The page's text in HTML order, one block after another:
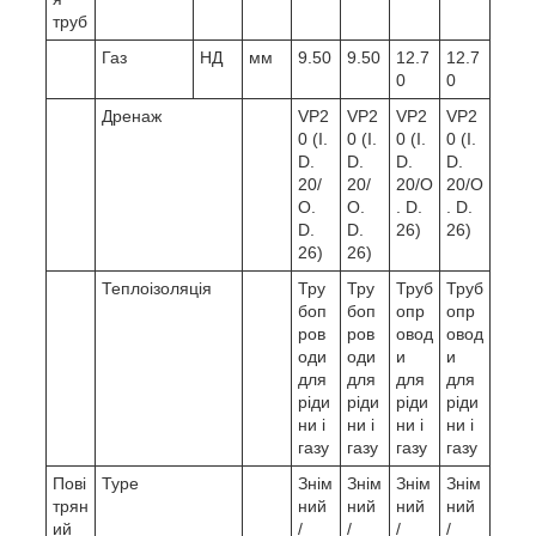
труб
Газ
НД мм 9.50 9.50
12.7
0
12.7
0
Дренаж
VP2
0 (I.
D.
20/
O.
D.
26)
VP2
0 (I.
D.
20/
O.
D.
26)
VP2
0 (I.
D.
20/O
. D.
26)
VP2
0 (I.
D.
20/O
. D.
26)
Теплоізоляція
Тру
боп
ров
оди
для
ріди
ни і
газу
Тру
боп
ров
оди
для
ріди
ни і
газу
Труб
опр
овод
и
для
ріди
ни і
газу
Труб
опр
овод
и
для
ріди
ни і
газу
Пові
трян
ий
Type
Знім
ний
/
Знім
ний
/
Знім
ний
/
Знім
ний
/